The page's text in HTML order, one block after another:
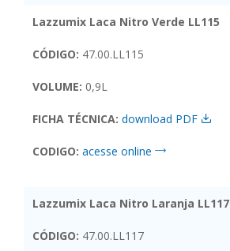
Lazzumix Laca Nitro Verde LL115
CÓDIGO: 47.00.LL115
VOLUME: 0,9L
FICHA TÉCNICA: download PDF
CODIGO: acesse online
Lazzumix Laca Nitro Laranja LL117
CÓDIGO: 47.00.LL117